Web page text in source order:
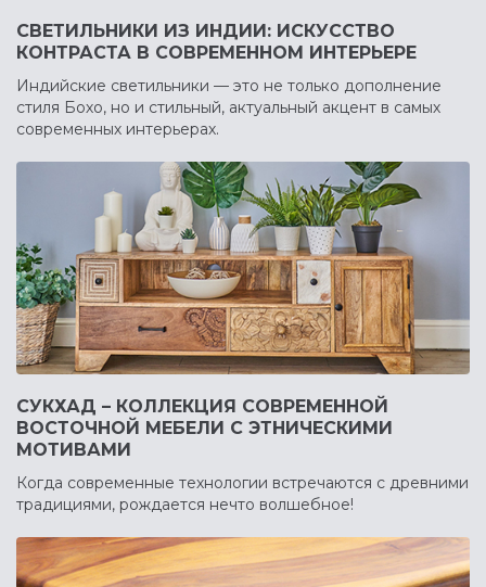
СВЕТИЛЬНИКИ ИЗ ИНДИИ: ИСКУССТВО
КОНТРАСТА В СОВРЕМЕННОМ ИНТЕРЬЕРЕ
Индийские светильники — это не только дополнение
стиля Бохо, но и стильный, актуальный акцент в самых
современных интерьерах.
СУКХАД – КОЛЛЕКЦИЯ СОВРЕМЕННОЙ
ВОСТОЧНОЙ МЕБЕЛИ С ЭТНИЧЕСКИМИ
МОТИВАМИ
Когда современные технологии встречаются с древними
традициями, рождается нечто волшебное!